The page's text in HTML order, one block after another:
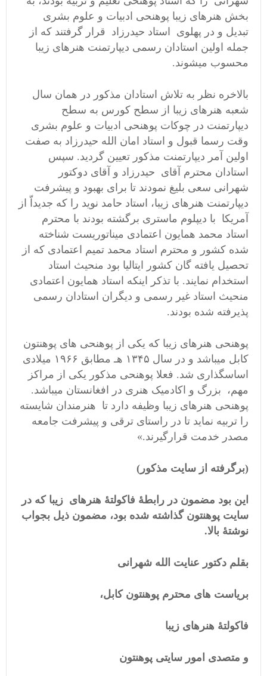
بخش هنرهای زيبا پوهنحی ادبيات و علوم بشری
تبديل و در پهلوی استاد حيدرزاد قرار گرفتند که از
جمله اولين استادان رسمی ديپارتمنت هنرهای زيبا
محسوب ميشوند.
بالاخره نظر به تلاش استادان مذکور در همان سال
شعبه هنرهای زيبا از سطح کورس به سطح
ديپارتمنت در چوکات پوهنحی ادبيات و علوم بشری
وقت رسما قبول و استاد امان الله حيدرزاد به صفت
اولين آمر ديپارتمنت مذکور تعيين گرديد. سپس
استادان محترم آقای حيدرزاد و آقای دوكتور
شهرانی سعی بليغ نمودند تا برای بهبود و پيشرفت
ديپارتمنت هنرهای زيبا، استاد حامد نويد را که جديداّ از
آمريکا با ديپلوم ماستری برگشته بودند با محترم
استاد محمد همايون اعتمادی ميناتوريست شناخته
شده کشور و محترم استاد محمد تميم اعتمادی که از
تحصيل يافته گان کشور ايتاليا بود منحيث استاد
استخدام نمايند. با تذکر اينکه استاد همايون اعتمادی
منحيث استاد غير رسمی و ديگران استادان رسمی
پذيرفته شده بودند.
پوهنحی هنرهای زیبا که یکی از پوهنحی های پوهنتون
کابل میباشد و در سال ۱۳۴۵ هـ مطابق ۱۹۶۶ میلادی
اساسگذاری شد. فعلا پوهنحی مذکور یکی از مراکز
مهم، بزرگ و اکادمیک هنری در افغانستان میباشد.
پوهنحی هنرهای زیبا وظیفه دارد تا هنرمندان شایسته
را تربیه نماید تا در راستای ترقی و پیشرفت جامعه
مصدر خدمت قرارگیرند.»
(برگرفته از سایت مذکور)
این بود مضمون در رابطۀ فاکولتۀ هنرهای زیبا که در
سایت پوهنتون گذاشته شده بود، مضمون ذیل بجواب
نوشتۀ بالا.
بقلم دکتور عنایت الله شهرانی
بریاست های محترم پوهنتون کابل،
فاکولتۀ هنرهای زیبا
و متصدی امور سایتی پوهنتون